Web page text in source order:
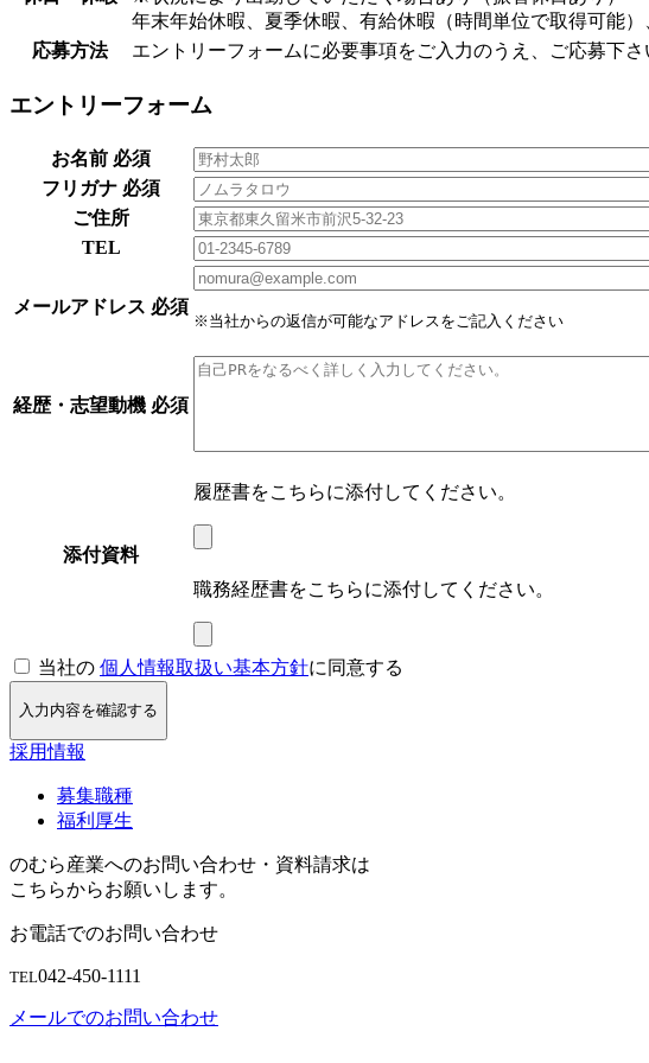
年末年始休暇、夏季休暇、有給休暇（時間単位で取得可能
応募方法
エントリーフォームに必要事項をご入力のうえ、ご応募下さ
エントリーフォーム
お名前 必須
フリガナ 必須
ご住所
TEL
メールアドレス 必須
※当社からの返信が可能なアドレスをご記入ください
経歴・志望動機 必須
添付資料
履歴書をこちらに添付してください。
職務経歴書をこちらに添付してください。
当社の 個人情報取扱い基本方針に同意する
入力内容を確認する
採用情報
募集職種
福利厚生
のむら産業へのお問い合わせ・資料請求は
こちらからお願いします。
お電話でのお問い合わせ
TEL042-450-1111
メールでのお問い合わせ